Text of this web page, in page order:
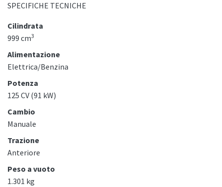
SPECIFICHE TECNICHE
Cilindrata
999 cm3
Alimentazione
Elettrica/Benzina
Potenza
125 CV (91 kW)
Cambio
Manuale
Trazione
Anteriore
Peso a vuoto
1.301 kg